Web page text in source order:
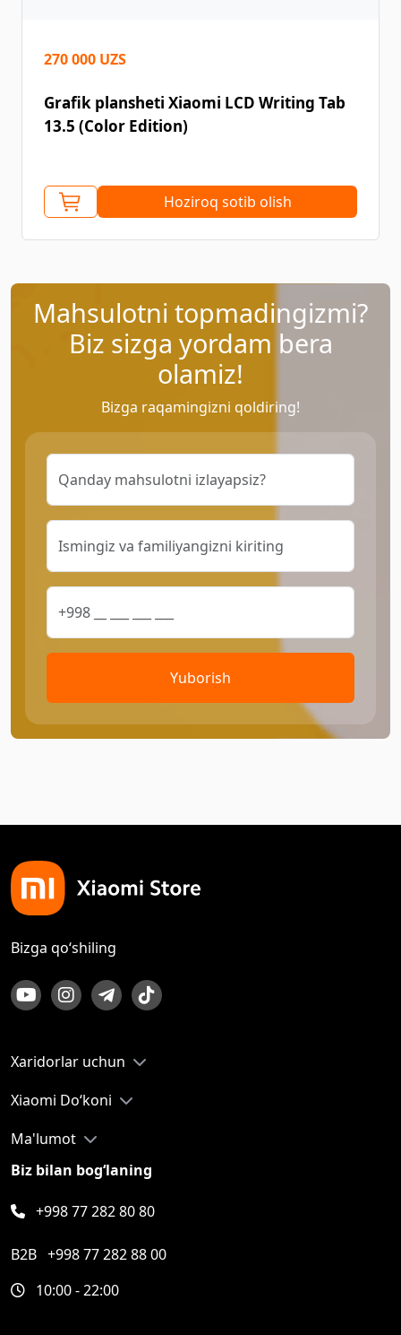
270 000 UZS
Grafik plansheti Xiaomi LCD Writing Tab
13.5 (Color Edition)
Hoziroq sotib olish
Mahsulotni topmadingizmi?
Biz sizga yordam bera
olamiz!
Bizga raqamingizni qoldiring!
Yuborish
Bizga qo‘shiling
Xaridorlar uchun
Xiaomi Do‘koni
Ma'lumot
Biz bilan bog‘laning
+998 77 282 80 80
B2B +998 77 282 88 00
10:00 - 22:00